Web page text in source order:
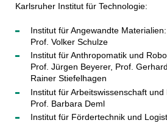
Karlsruher Institut für Technologie:
Institut für Angewandte
Prof. Volker Schulze
Institut für Anthropomatik und
Prof. Jürgen Beyerer, Prof.
Rainer Stiefelhagen
Institut für Arbeitswissenschaft
Prof. Barbara Deml
Institut für Fördertechnik und